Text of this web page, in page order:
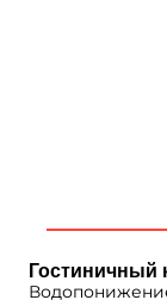
Гостиничный